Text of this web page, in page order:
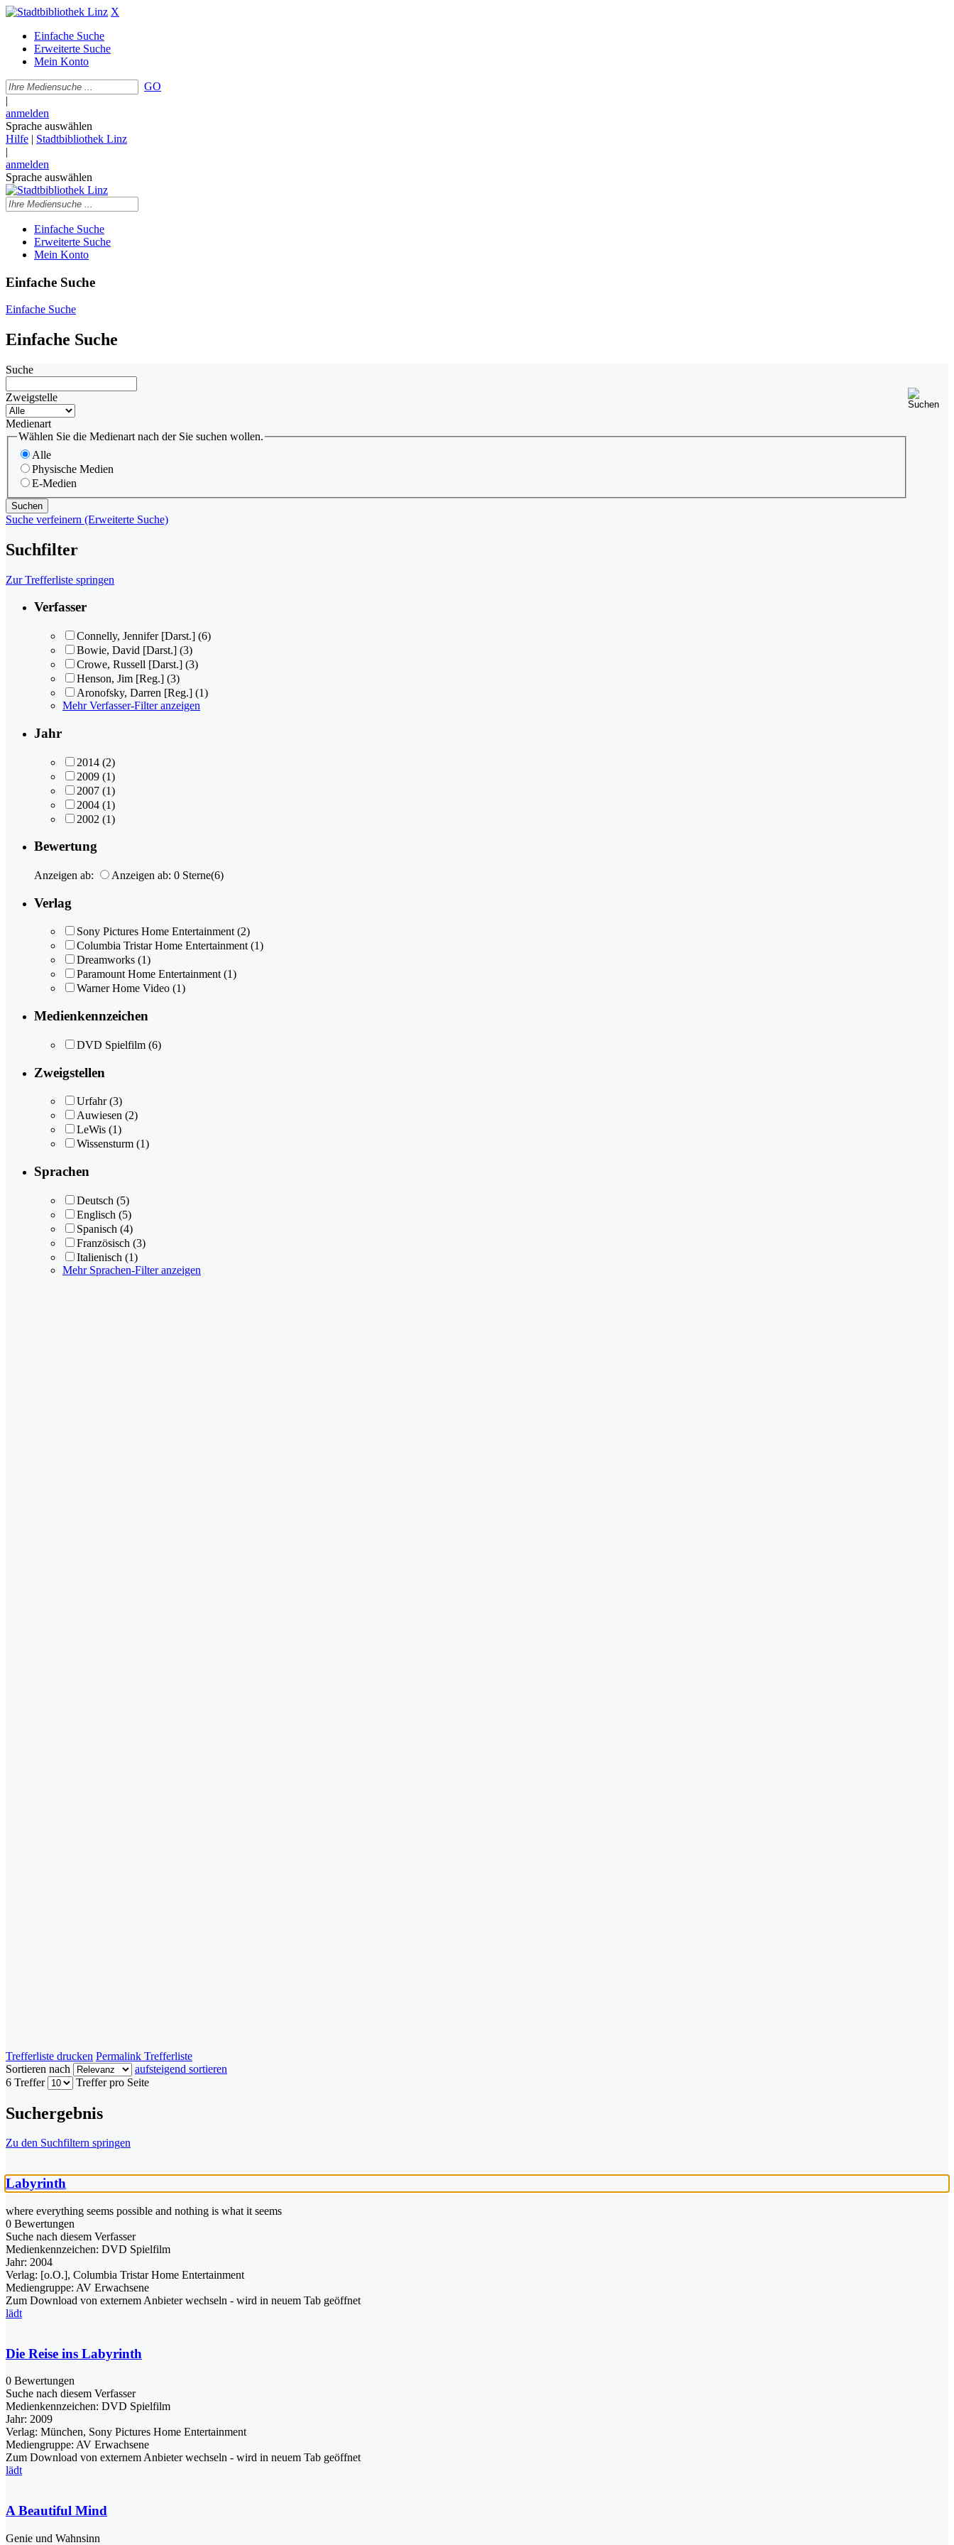
X
Einfache Suche
Erweiterte Suche
Mein Konto
GO
|
anmelden
Sprache auswählen
Hilfe | Stadtbibliothek Linz
|
anmelden
Sprache auswählen
Einfache Suche
Erweiterte Suche
Mein Konto
Einfache Suche
Einfache Suche
Einfache Suche
Suche
Zweigstelle
Medienart
Wählen Sie die Medienart nach der Sie suchen wollen.
Alle
Physische Medien
E-Medien
Suche verfeinern (Erweiterte Suche)
Suchfilter
Zur Trefferliste springen
Verfasser
Connelly, Jennifer [Darst.] (6)
Bowie, David [Darst.] (3)
Crowe, Russell [Darst.] (3)
Henson, Jim [Reg.] (3)
Aronofsky, Darren [Reg.] (1)
Mehr Verfasser-Filter anzeigen
Jahr
2014 (2)
2009 (1)
2007 (1)
2004 (1)
2002 (1)
Bewertung
Anzeigen ab: Anzeigen ab: 0 Sterne(6)
Verlag
Sony Pictures Home Entertainment (2)
Columbia Tristar Home Entertainment (1)
Dreamworks (1)
Paramount Home Entertainment (1)
Warner Home Video (1)
Medienkennzeichen
DVD Spielfilm (6)
Zweigstellen
Urfahr (3)
Auwiesen (2)
LeWis (1)
Wissensturm (1)
Sprachen
Deutsch (5)
Englisch (5)
Spanisch (4)
Französisch (3)
Italienisch (1)
Mehr Sprachen-Filter anzeigen
Trefferliste drucken Permalink Trefferliste
Sortieren nach
aufsteigend sortieren
6 Treffer
Treffer pro Seite
Suchergebnis
Zu den Suchfiltern springen
Labyrinth
where everything seems possible and nothing is what it seems
0 Bewertungen
Suche nach diesem Verfasser
Medienkennzeichen: DVD Spielfilm
Jahr: 2004
Verlag: [o.O.], Columbia Tristar Home Entertainment
Mediengruppe: AV Erwachsene
Zum Download von externem Anbieter wechseln - wird in neuem Tab geöffnet
lädt
Die Reise ins Labyrinth
0 Bewertungen
Suche nach diesem Verfasser
Medienkennzeichen: DVD Spielfilm
Jahr: 2009
Verlag: München, Sony Pictures Home Entertainment
Mediengruppe: AV Erwachsene
Zum Download von externem Anbieter wechseln - wird in neuem Tab geöffnet
lädt
A Beautiful Mind
Genie und Wahnsinn